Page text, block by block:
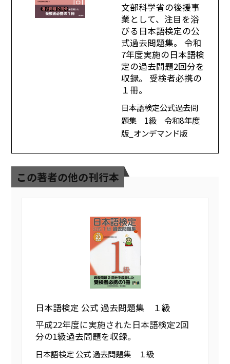
文部科学省の後援事
業として、注目を浴
びる日本語検定の公
式過去問題集。 令和
7年度実施の日本語検
定の過去問題2回分を
収録。 受検者必携の
１冊。
日本語検定公式過去問
題集 1級 令和8年度
版_オンデマンド版
この著者の他の刊行本
日本語検定 公式 過去問題集 １級
平成22年度に実施された日本語検定2回
分の1級過去問題を収録。
日本語検定 公式 過去問題集 １級